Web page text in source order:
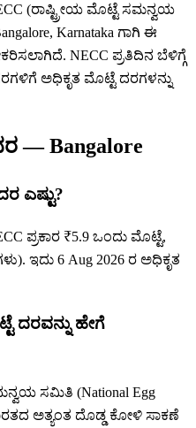
(ರಾಷ್ಟ್ರೀಯ ಮೊಟ್ಟೆ ಸಮನ್ವಯ
Karnataka ಗಾಗಿ ಈ
NECC ಪ್ರತಿದಿನ ಬೆಳಿಗ್ಗೆ
ಅಧಿಕೃತ ಮೊಟ್ಟೆ ದರಗಳನ್ನು
—Bangalore
ಎಷ್ಟು?
ಪ್ರಕಾರ ₹5.9 ಒಂದು ಮೊಟ್ಟೆ,
ಇದು 6 Aug 2026 ರ ಅಧಿಕೃತ
ದರವನ್ನು ಹೇಗೆ
ಸಮಿತಿ (National Egg
ಅತ್ಯಂತ ದೊಡ್ಡ ಕೋಳಿ ಸಾಕಣೆ